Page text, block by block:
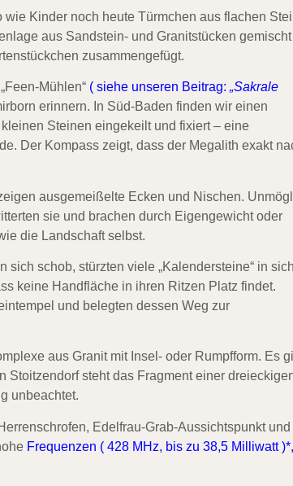
Kinder noch heute Türmchen aus flachen
aus Sandstein- und Granitstücken gemischt
zusammengefügt.
Mühlen“ ( siehe unseren Beitrag: „Sakrale
erinnern. In Süd-Baden finden wir einen
Steinen eingekeilt und fixiert – eine
Der Kompass zeigt, dass der Megalith exakt
ausgemeißelte Ecken und Nischen.
sie und brachen durch Eigengewicht oder
die Landschaft selbst.
schob, stürzten viele „Kalendersteine“ in
keine Handfläche in ihren Ritzen Platz findet.
und belegten dessen Weg zur
aus Granit mit Insel- oder Rumpfform. Es
Stoitzendorf steht das Fragment einer
unbeachtet.
Edelfrau-Grab-Aussichtspunkt und
Frequenzen ( 428 MHz, bis zu 38,5 Milliwatt )*,